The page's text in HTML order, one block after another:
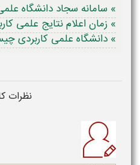
» سامانه سجاد دانشگاه
» زمان اعلام نتایج علمی
» دانشگاه علمی کاربردی
نظرات